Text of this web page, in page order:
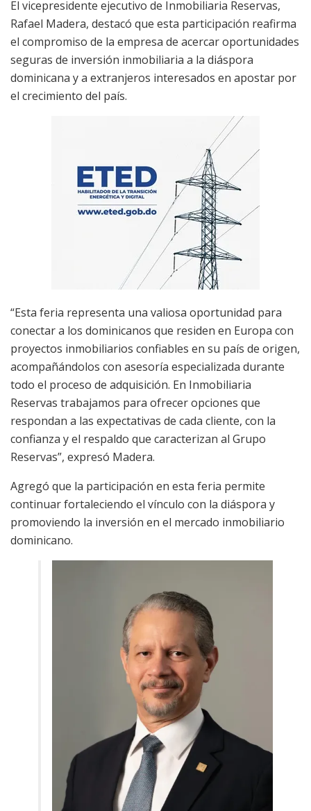
El vicepresidente ejecutivo de Inmobiliaria Reservas,
Rafael Madera, destacó que esta participación reafirma
el compromiso de la empresa de acercar oportunidades
seguras de inversión inmobiliaria a la diáspora
dominicana y a extranjeros interesados en apostar por
el crecimiento del país.
“Esta feria representa una valiosa oportunidad para
conectar a los dominicanos que residen en Europa con
proyectos inmobiliarios confiables en su país de origen,
acompañándolos con asesoría especializada durante
todo el proceso de adquisición. En Inmobiliaria
Reservas trabajamos para ofrecer opciones que
respondan a las expectativas de cada cliente, con la
confianza y el respaldo que caracterizan al Grupo
Reservas”, expresó Madera.
Agregó que la participación en esta feria permite
continuar fortaleciendo el vínculo con la diáspora y
promoviendo la inversión en el mercado inmobiliario
dominicano.